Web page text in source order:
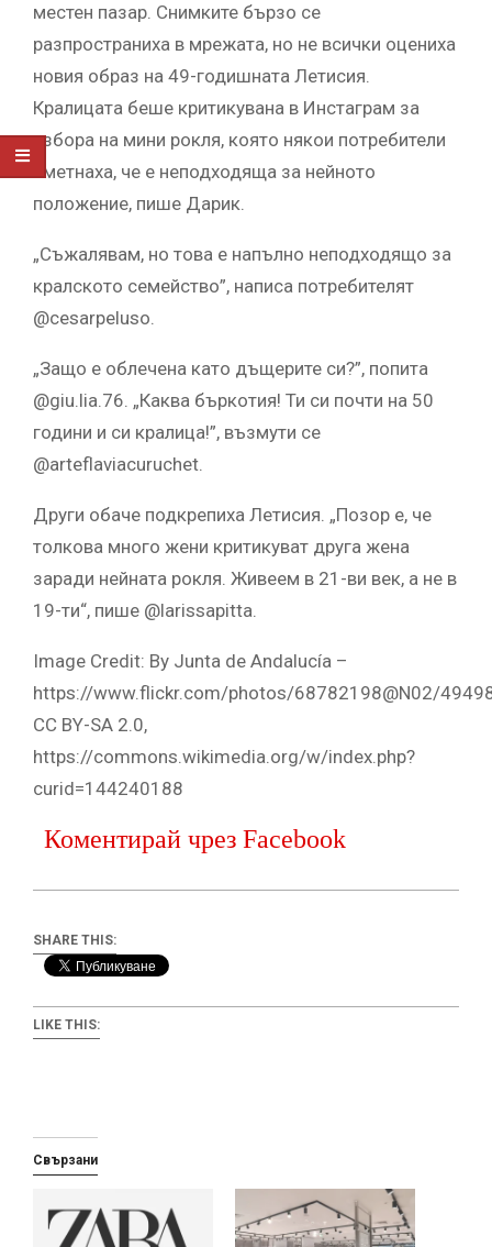
местен пазар. Снимките бързо се
разпространиха в мрежата, но не всички оцениха
новия образ на 49-годишната Летисия.
Кралицата беше критикувана в Инстаграм за
избора на мини рокля, която някои потребители
сметнаха, че е неподходяща за нейното
положение, пише Дарик.
„Съжалявам, но това е напълно неподходящо за
кралското семейство”, написа потребителят
@cesarpeluso.
„Защо е облечена като дъщерите си?”, попита
@giu.lia.76. „Каква бъркотия! Ти си почти на 50
години и си кралица!”, възмути се
@arteflaviacuruchet.
Други обаче подкрепиха Летисия. „Позор е, че
толкова много жени критикуват друга жена
заради нейната рокля. Живеем в 21-ви век, а не в
19-ти“, пише @larissapitta.
Image Credit: By Junta de Andalucía –
https://www.flickr.com/photos/68782198@N02/
CC BY-SA 2.0,
https://commons.wikimedia.org/w/index.php?
curid=144240188
Коментирай чрез Facebook
SHARE THIS:
LIKE THIS:
Свързани